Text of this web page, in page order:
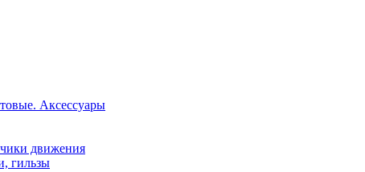
Аксессуары
движения
гильзы